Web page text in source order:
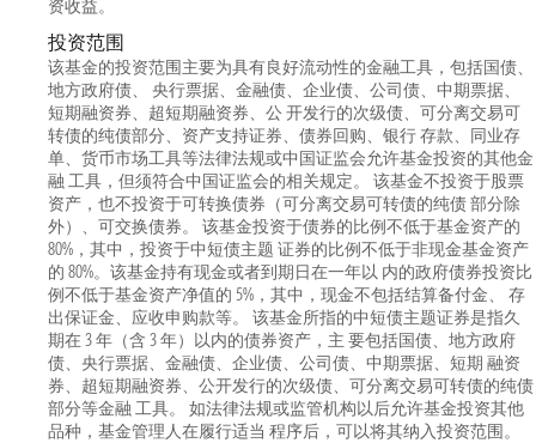
资收益。
投资范围
该基金的投资范围主要为具有良好流动性的金融工具，包括国债、
地方政府债、 央行票据、金融债、企业债、公司债、中期票据、
短期融资券、超短期融资券、公 开发行的次级债、可分离交易可
转债的纯债部分、资产支持证券、债券回购、银行 存款、同业存
单、货币市场工具等法律法规或中国证监会允许基金投资的其他金
融 工具，但须符合中国证监会的相关规定。 该基金不投资于股票
资产，也不投资于可转换债券（可分离交易可转债的纯债 部分除
外）、可交换债券。 该基金投资于债券的比例不低于基金资产的
80%，其中，投资于中短债主题 证券的比例不低于非现金基金资产
的 80%。该基金持有现金或者到期日在一年以 内的政府债券投资比
例不低于基金资产净值的 5%，其中，现金不包括结算备付金、 存
出保证金、应收申购款等。 该基金所指的中短债主题证券是指久
期在 3 年（含 3 年）以内的债券资产，主 要包括国债、地方政府
债、央行票据、金融债、企业债、公司债、中期票据、短期 融资
券、超短期融资券、公开发行的次级债、可分离交易可转债的纯债
部分等金融 工具。 如法律法规或监管机构以后允许基金投资其他
品种，基金管理人在履行适当 程序后，可以将其纳入投资范围。